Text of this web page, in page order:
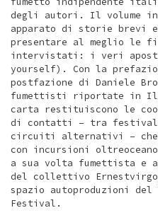
degli autori. Il volume
apparato di storie brevi
presentare al meglio le
intervistati: i veri
yourself). Con la
postfazione di Daniele
fumettisti riportate in Il
carta restituiscono le
di contatti – tra
circuiti alternativi – che
con incursioni
a sua volta fumettista e
del collettivo
spazio autoproduzioni del
Festival.